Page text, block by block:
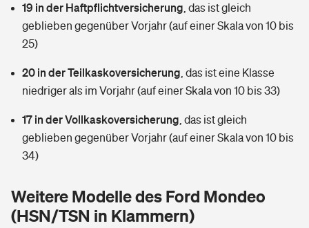
Wer versichert was: Jetzt Versicherer finden
Sie haben Fragen?
Mietkautionsversicherung
Restkreditversicherung
Zur Übersicht
Tools
Wer versichert was: Jetzt Versicherer finden
Reiseversicherung
Handyversicherung
Musikinstrumentenversicherung
Zur Übersicht
Sie haben Fragen?
19 in der Haftpflichtversicherung das ist gleich
geblieben gegenüber Vorjahr (auf einer Skala von 10 bis
25)
20 in der Teilkaskoversicherung das ist eine Klasse
niedriger als im Vorjahr (auf einer Skala von 10 bis 33)
17 in der Vollkaskoversicherung das ist gleich
geblieben gegenüber Vorjahr (auf einer Skala von 10 bis
34)
Weitere Modelle des Ford Mondeo
(HSN/TSN in Klammern)